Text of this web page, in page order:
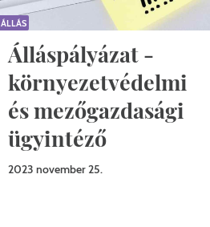
Álláspályázat -
környezetvédelmi
és mezőgazdasági
ügyintéző
2023 november 25.
ÁLLÁS